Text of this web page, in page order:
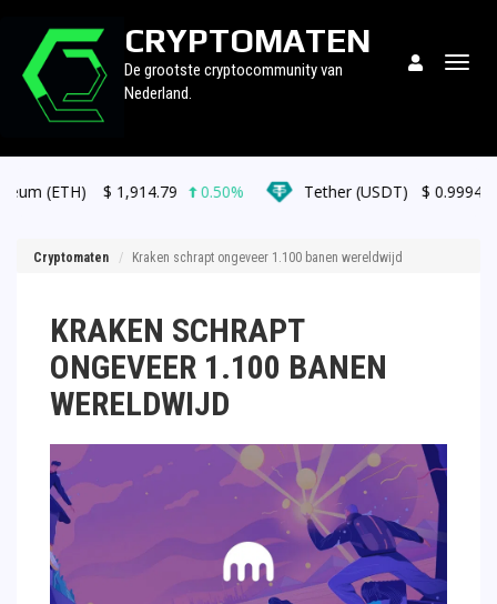
CRYPTOMATEN
De grootste cryptocommunity van
Nederland.
$1,914.79 0.50% Tether (USDT) $0.999472 0.00%
Cryptomaten Kraken schrapt ongeveer 1.100 banen wereldwijd
KRAKEN SCHRAPT
ONGEVEER 1.100 BANEN
WERELDWIJD